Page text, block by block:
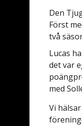
Den
Först
två
Lucas
det var
med
Vi